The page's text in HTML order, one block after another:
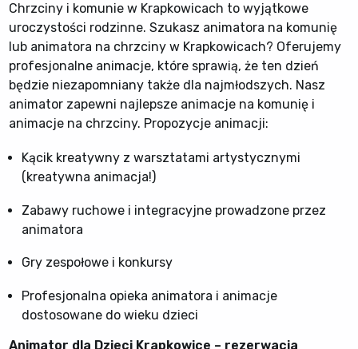
Chrzciny i komunie w Krapkowicach to wyjątkowe
uroczystości rodzinne. Szukasz animatora na komunię
lub animatora na chrzciny w Krapkowicach? Oferujemy
profesjonalne animacje, które sprawią, że ten dzień
będzie niezapomniany także dla najmłodszych. Nasz
animator zapewni najlepsze animacje na komunię i
animacje na chrzciny. Propozycje animacji:
Kącik kreatywny z warsztatami artystycznymi
(kreatywna animacja!)
Zabawy ruchowe i integracyjne prowadzone przez
animatora
Gry zespołowe i konkursy
Profesjonalna opieka animatora i animacje
dostosowane do wieku dzieci
Animator dla Dzieci Krapkowice – rezerwacja